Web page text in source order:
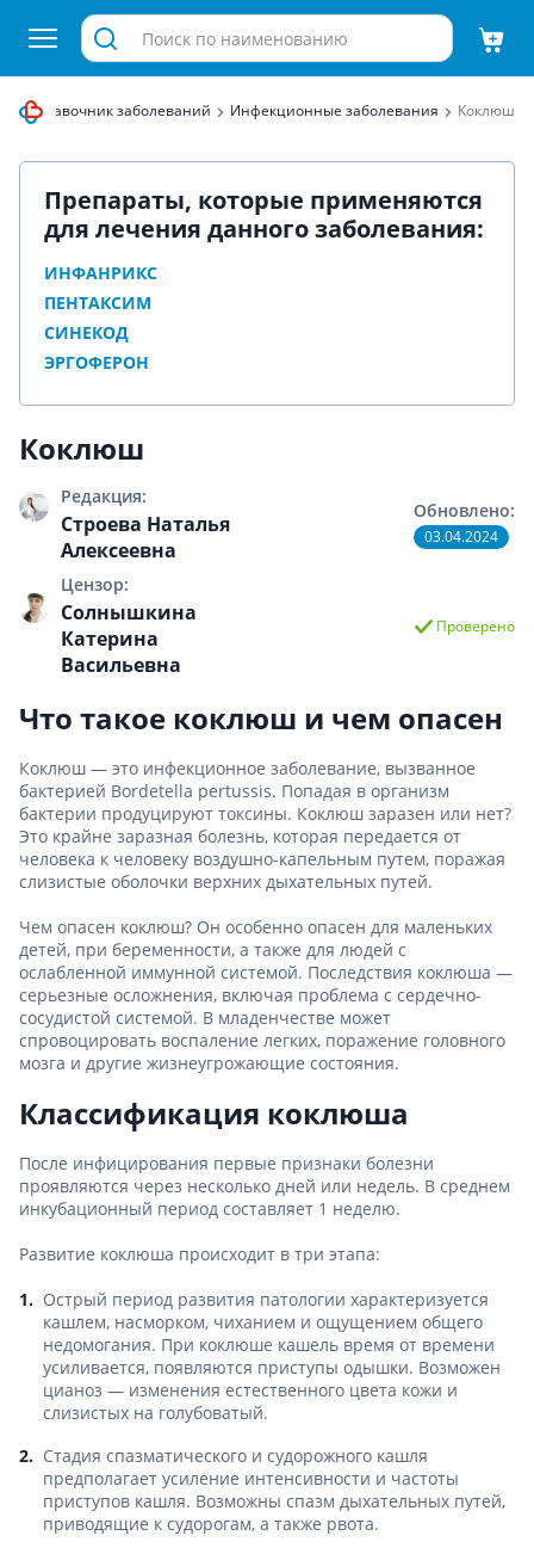
Справочник заболеваний Инфекционные заболевания Коклюш
Препараты, которые применяются
для лечения данного заболевания:
ИНФАНРИКС
ПЕНТАКСИМ
СИНЕКОД
ЭРГОФЕРОН
Коклюш
Редакция:
Строева Наталья
Алексеевна
Цензор:
Солнышкина
Катерина
Васильевна
Обновлено:
03.04.2024
Проверено
Что такое коклюш и чем опасен
Коклюш — это инфекционное заболевание, вызванное
бактерией Bordetella pertussis. Попадая в организм
бактерии продуцируют токсины. Коклюш заразен или нет?
Это крайне заразная болезнь, которая передается от
человека к человеку воздушно-капельным путем, поражая
слизистые оболочки верхних дыхательных путей.
Чем опасен коклюш? Он особенно опасен для маленьких
детей, при беременности, а также для людей с
ослабленной иммунной системой. Последствия коклюша —
серьезные осложнения, включая проблема с сердечно-
сосудистой системой. В младенчестве может
спровоцировать воспаление легких, поражение головного
мозга и другие жизнеугрожающие состояния.
Классификация коклюша
После инфицирования первые признаки болезни
проявляются через несколько дней или недель. В среднем
инкубационный период составляет 1 неделю.
Развитие коклюша происходит в три этапа:
Острый период развития патологии характеризуется
кашлем, насморком, чиханием и ощущением общего
недомогания. При коклюше кашель время от времени
усиливается, появляются приступы одышки. Возможен
цианоз — изменения естественного цвета кожи и
слизистых на голубоватый.
Стадия спазматического и судорожного кашля
предполагает усиление интенсивности и частоты
приступов кашля. Возможны спазм дыхательных путей,
приводящие к судорогам, а также рвота.